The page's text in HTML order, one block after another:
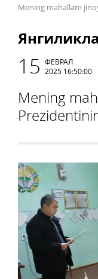
Mening mahallam
15 ФЕВРАЛ
2025 16:50:00
Mening